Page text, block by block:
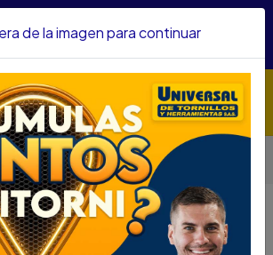
un KIT PARRILLERO por compras
Accesorios Para Herramientas
6PT. CUAD 1/2 30MM REF54530
6PT. CUAD 1/2 30MM
de la imagen para continuar